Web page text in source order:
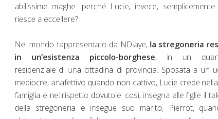
abilissime maghe: perché Lucie, invece,
riesce a eccellere?
Nel mondo rappresentato da NDiaye, la stregoneria
in un’esistenza piccolo-borghese, in un
residenziale di una cittadina di provincia. Sposata a un
mediocre, anafettivo quando non cattivo, Lucie crede
famiglia e nel rispetto dovutole: così, insegna alle figlie il
della stregoneria e insegue suo marito, Pierrot,